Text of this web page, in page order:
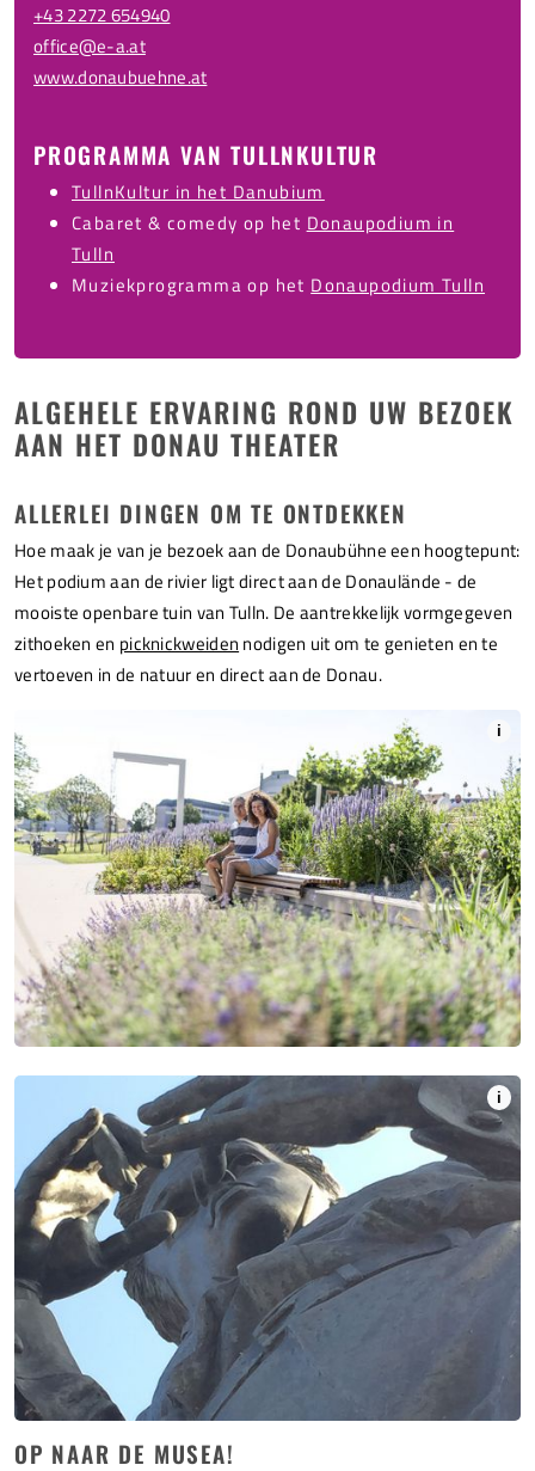
+43 2272 654940
office@e-a.at
www.donaubuehne.at
PROGRAMMA VAN TULLNKULTUR
TullnKultur in het Danubium
Cabaret & comedy op het Donaupodium in
Tulln
Muziekprogramma op het Donaupodium Tulln
ALGEHELE ERVARING ROND UW BEZOEK
AAN HET DONAU THEATER
i
ALLERLEI DINGEN OM TE ONTDEKKEN
Hoe maak je van je bezoek aan de Donaubühne een hoogtepunt:
Het podium aan de rivier ligt direct aan de Donaulände - de
mooiste openbare tuin van Tulln. De aantrekkelijk vormgegeven
zithoeken en picknickweiden nodigen uit om te genieten en te
vertoeven in de natuur en direct aan de Donau.
OP NAAR DE MUSEA!
i